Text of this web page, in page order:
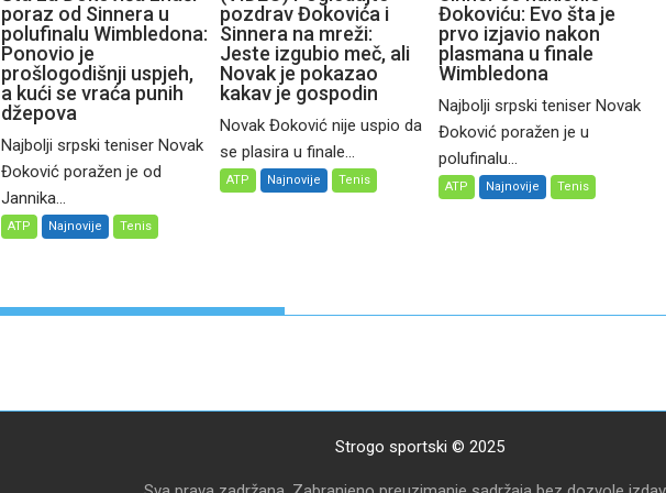
poraz od Sinnera u
polufinalu Wimbledona:
Ponovio je
prošlogodišnji uspjeh,
a kući se vraća punih
džepova
Najbolji srpski teniser Novak
Đoković poražen je od
Jannika...
ATP Najnovije Tenis
pozdrav Đokovića i
Sinnera na mreži:
Jeste izgubio meč, ali
Novak je pokazao
kakav je gospodin
Novak Đoković nije uspio da
se plasira u finale...
ATP Najnovije Tenis
Đokoviću: Evo šta je
prvo izjavio nakon
plasmana u finale
Wimbledona
Najbolji srpski teniser Novak
Đoković poražen je u
polufinalu...
ATP Najnovije Tenis
Strogo sportski © 2025